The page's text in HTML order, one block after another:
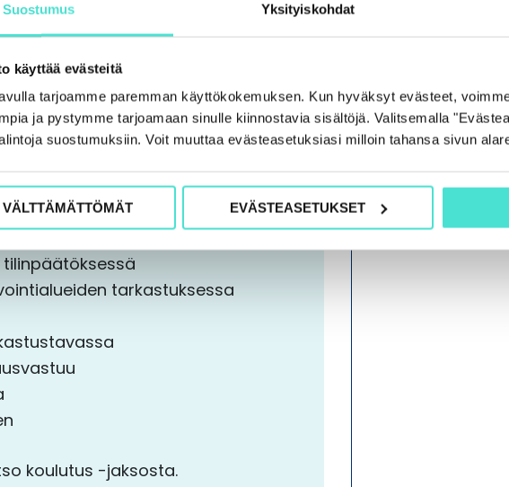
Suostumus Yksityiskohdat
käyttää evästeitä
tarjoamme paremman käyttökokemuksen. Kun hyväksyt evästeet,
ja pystymme tarjoamaan sinulle kiinnostavia sisältöjä. Valitsemalla
suostumuksiin. Voit muuttaa evästeasetuksiasi milloin tahansa sivun
VÄLTTÄMÄTTÖMÄT EVÄSTEASETUKSET
keskittyy viimeisimpiin
ja yhtiöoikeutta koskevassa
Koulutuksen
seuraavan kevään
mm. seuraavia aiheita:
tarkastuksessa
koulutus -jaksosta.